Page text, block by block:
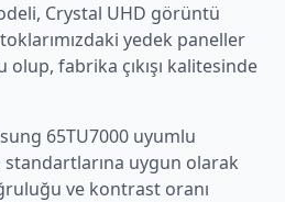
Crystal UHD görüntü
yedek paneller
fabrika çıkışı kalitesinde
65TU7000 uyumlu
uygun olarak
ve kontrast oranı